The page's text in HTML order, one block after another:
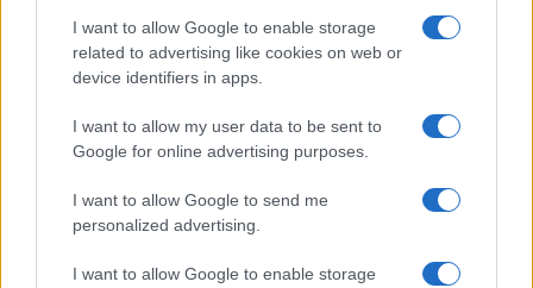
I want to allow Google to enable storage
related to advertising like cookies on web or
device identifiers in apps.
I want to allow my user data to be sent to
Google for online advertising purposes.
I want to allow Google to send me
personalized advertising.
I want to allow Google to enable storage
Borse europee in rosso: petrolio in rialzo e focus su
Edoardo Vitali · 30 Lug 2026